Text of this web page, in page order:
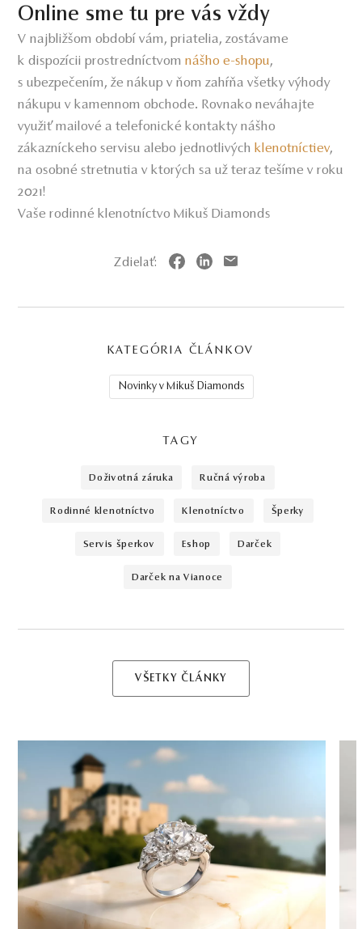
Online sme tu pre vás vždy
V najbližšom období vám, priatelia, zostávame
k dispozícii prostredníctvomnášho e-shopu,
s ubezpečením, že nákup v ňom zahŕňa všetky výhody
nákupu v kamennom obchode. Rovnako neváhajte
využiť mailové a telefonické kontakty nášho
zákazníckeho servisu alebo jednotlivýchklenotníctiev,
na osobné stretnutia v ktorých sa už teraz tešíme v roku
2021!
Vaše rodinné klenotníctvo Mikuš Diamonds
Zdielať:
KATEGÓRIA ČLÁNKOV
Novinky v Mikuš Diamonds
TAGY
doživotná záruka ručná výroba
rodinné klenotníctvo klenotníctvo šperky
servis šperkov eshop darček
darček na Vianoce
VŠETKY ČLÁNKY